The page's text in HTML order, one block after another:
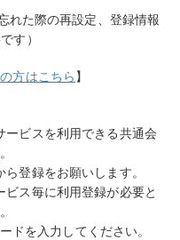
れた際の再設定、登録情報
す）
方はこちら 】
ビスを利用できる共通会
登録をお願いします。
ス毎に利用登録が必要と
ドを入力してください。